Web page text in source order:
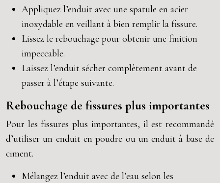
Appliquez l’enduit avec une spatule en acier
inoxydable en veillant à bien remplir la fissure.
Lissez le rebouchage pour obtenir une finition
impeccable.
Laissez l’enduit sécher complètement avant de
passer à l’étape suivante.
Rebouchage de fissures plus importantes
Pour les fissures plus importantes, il est recommandé
d’utiliser un enduit en poudre ou un enduit à base de
ciment.
Mélangez l’enduit avec de l’eau selon les